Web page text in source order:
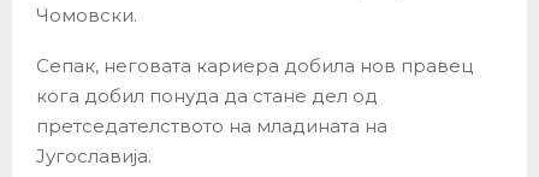
Чомовски.
Сепак, неговата кариера добила нов правец
кога добил понуда да стане дел од
претседателството на младината на
Југославија.